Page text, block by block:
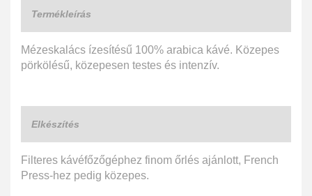
Termékleírás
Mézeskalács ízesítésű 100% arabica kávé. Közepes
pörkölésű, közepesen testes és intenzív.
Elkészítés
Filteres kávéfőzőgéphez finom őrlés ajánlott, French
Press-hez pedig közepes.